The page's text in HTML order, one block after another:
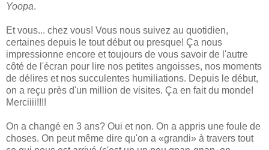
Yoopa.
Et vous... chez vous! Vous nous suivez au quotidien,
certaines depuis le tout début ou presque! Ça nous
impressionne encore et toujours de vous savoir de l'autre
côté de l'écran pour lire nos petites angoisses, nos moments
de délires et nos succulentes humiliations. Depuis le début,
on a reçu près d'un million de visites. Ça en fait du monde!
Merciiii!!!!
On a changé en 3 ans? Oui et non. On a appris une foule de
choses. On peut même dire qu'on a «grandi» à travers tout